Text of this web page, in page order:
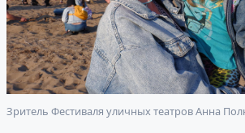
Зритель Фестиваля уличных театров Анна